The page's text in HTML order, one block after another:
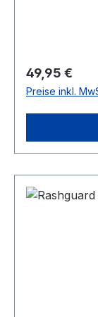
Regulärer
49,95 €
Preise inkl.